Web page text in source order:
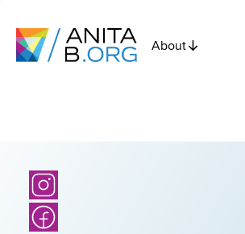
About